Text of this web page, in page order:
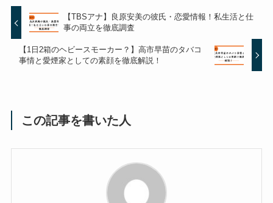
【TBSアナ】良原安美の彼氏・恋愛情報！私生活と仕
事の両立を徹底調査
【1日2箱のヘビースモーカー？】高市早苗のタバコ
事情と愛煙家としての素顔を徹底解説！
この記事を書いた人